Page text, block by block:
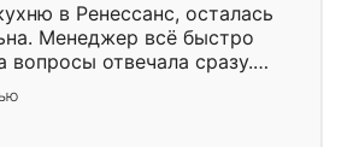
в Ренессанс, осталась
Менеджер всё быстро
вопросы отвечала сразу.
в субботу, подошёл к
ответственностью. Собрали
работали аккуратно, даже